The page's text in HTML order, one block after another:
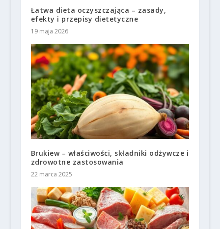
Łatwa dieta oczyszczająca – zasady,
efekty i przepisy dietetyczne
19 maja 2026
Brukiew – właściwości, składniki odżywcze i
zdrowotne zastosowania
22 marca 2025